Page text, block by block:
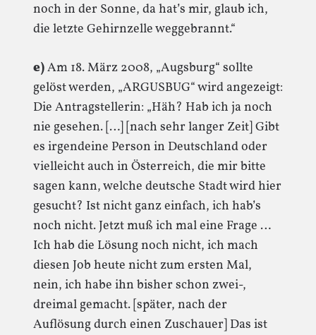
noch in der Sonne, da hat’s mir, glaub ich,
die letzte Gehirnzelle weggebrannt.“
e)Am 18. März 2008, „Augsburg“ sollte
gelöst werden, „ARGUSBUG“ wird angezeigt:
Die Antragstellerin: „Häh? Hab ich ja noch
nie gesehen. […] [nach sehr langer Zeit] Gibt
es irgendeine Person in Deutschland oder
vielleicht auch in Österreich, die mir bitte
sagen kann, welche deutsche Stadt wird hier
gesucht? Ist nicht ganz einfach, ich hab’s
noch nicht. Jetzt muß ich mal eine Frage …
Ich hab die Lösung noch nicht, ich mach
diesen Job heute nicht zum ersten Mal,
nein, ich habe ihn bisher schon zwei-,
dreimal gemacht. [später, nach der
Auflösung durch einen Zuschauer] Das ist